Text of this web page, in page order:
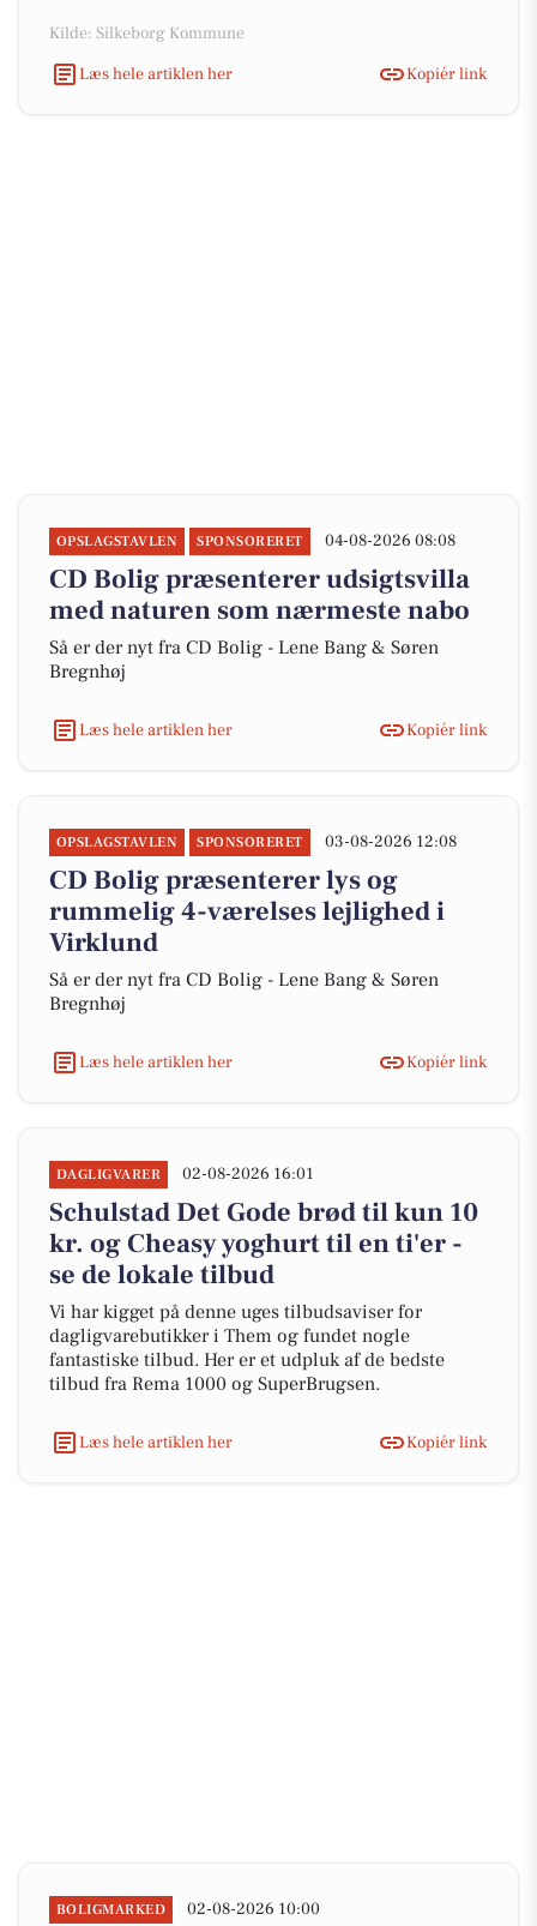
Kilde: Silkeborg Kommune
Læs hele artiklen her
Kopiér link
OPSLAGSTAVLEN SPONSORERET 04-08-2026 08:08
CD Bolig præsenterer udsigtsvilla
med naturen som nærmeste nabo
Så er der nyt fra CD Bolig - Lene Bang & Søren
Bregnhøj
Læs hele artiklen her Kopiér link
OPSLAGSTAVLEN SPONSORERET 03-08-2026 12:08
CD Bolig præsenterer lys og
rummelig 4-værelses lejlighed i
Virklund
Så er der nyt fra CD Bolig - Lene Bang & Søren
Bregnhøj
Læs hele artiklen her Kopiér link
DAGLIGVARER 02-08-2026 16:01
Schulstad Det Gode brød til kun 10
kr. og Cheasy yoghurt til en ti'er -
se de lokale tilbud
Vi har kigget på denne uges tilbudsaviser for
dagligvarebutikker i Them og fundet nogle
fantastiske tilbud. Her er et udpluk af de bedste
tilbud fra Rema 1000 og SuperBrugsen.
Læs hele artiklen her Kopiér link
BOLIGMARKED 02-08-2026 10:00